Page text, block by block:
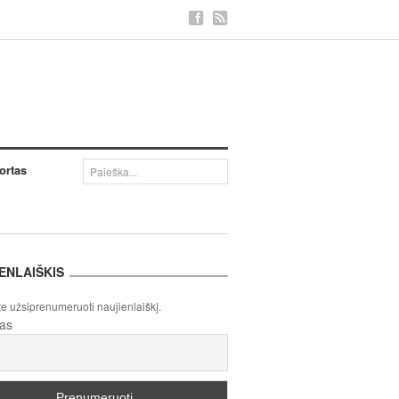
užsiprenumeruoti naujienlaiškį.